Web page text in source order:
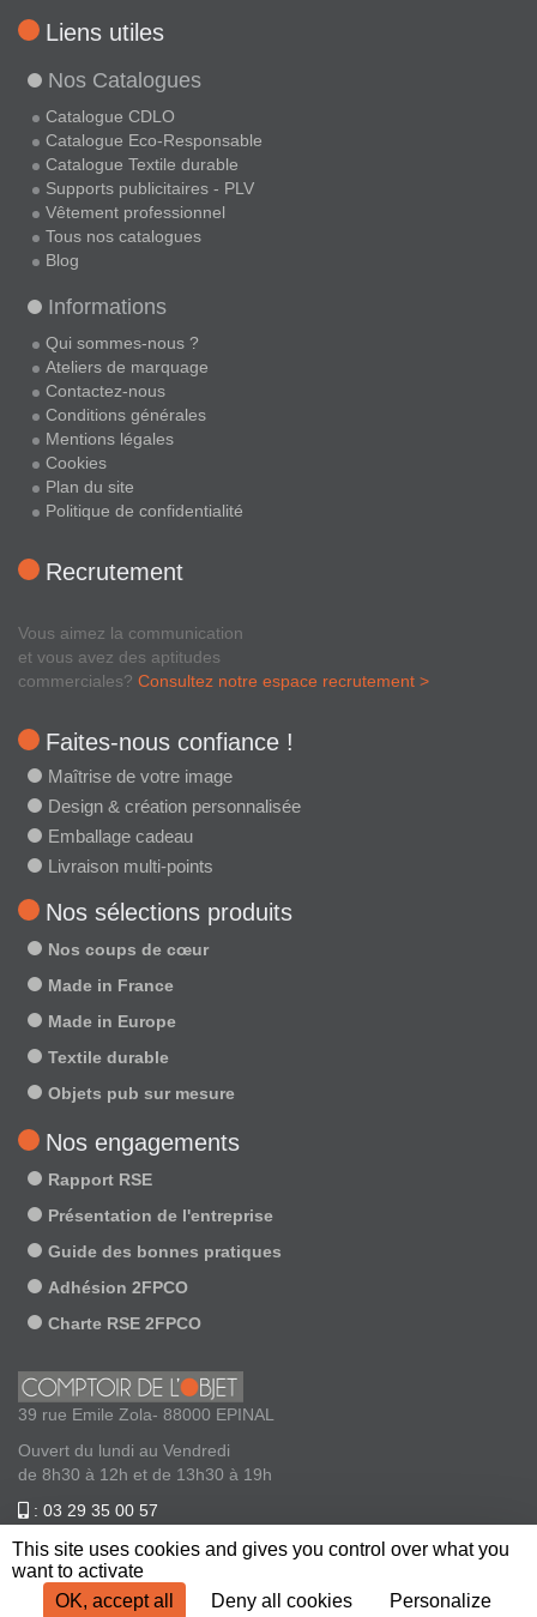
Liens utiles
Nos Catalogues
Catalogue CDLO
Catalogue Eco-Responsable
Catalogue Textile durable
Supports publicitaires - PLV
Vêtement professionnel
Tous nos catalogues
Blog
Informations
Qui sommes-nous ?
Ateliers de marquage
Contactez-nous
Conditions générales
Mentions légales
Cookies
Plan du site
Politique de confidentialité
Recrutement
Vous aimez la communication
et vous avez des aptitudes
commerciales? Consultez notre espace recrutement >
Faites-nous confiance !
Maîtrise de votre image
Design & création personnalisée
Emballage cadeau
Livraison multi-points
Nos sélections produits
Nos coups de cœur
Made in France
Made in Europe
Textile durable
Objets pub sur mesure
Nos engagements
Rapport RSE
Présentation de l'entreprise
Guide des bonnes pratiques
Adhésion 2FPCO
Charte RSE 2FPCO
39 rue Emile Zola- 88000 EPINAL
Ouvert du lundi au Vendredi
de 8h30 à 12h et de 13h30 à 19h
: 03 29 35 00 57
This site uses cookies and gives you control over what you
want to activate
OK, accept all
Deny all cookies Personalize